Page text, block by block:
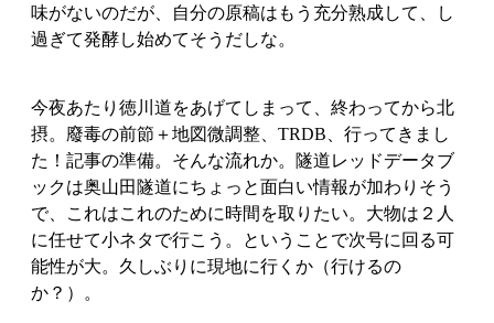
味がないのだが、自分の原稿はもう充分熟成して、し
過ぎて発酵し始めてそうだしな。
今夜あたり徳川道をあげてしまって、終わってから北
摂。廢毒の前節＋地図微調整、TRDB、行ってきまし
た！記事の準備。そんな流れか。隧道レッドデータブ
ックは奥山田隧道にちょっと面白い情報が加わりそう
で、これはこれのために時間を取りたい。大物は２人
に任せて小ネタで行こう。ということで次号に回る可
能性が大。久しぶりに現地に行くか（行けるの
か？）。